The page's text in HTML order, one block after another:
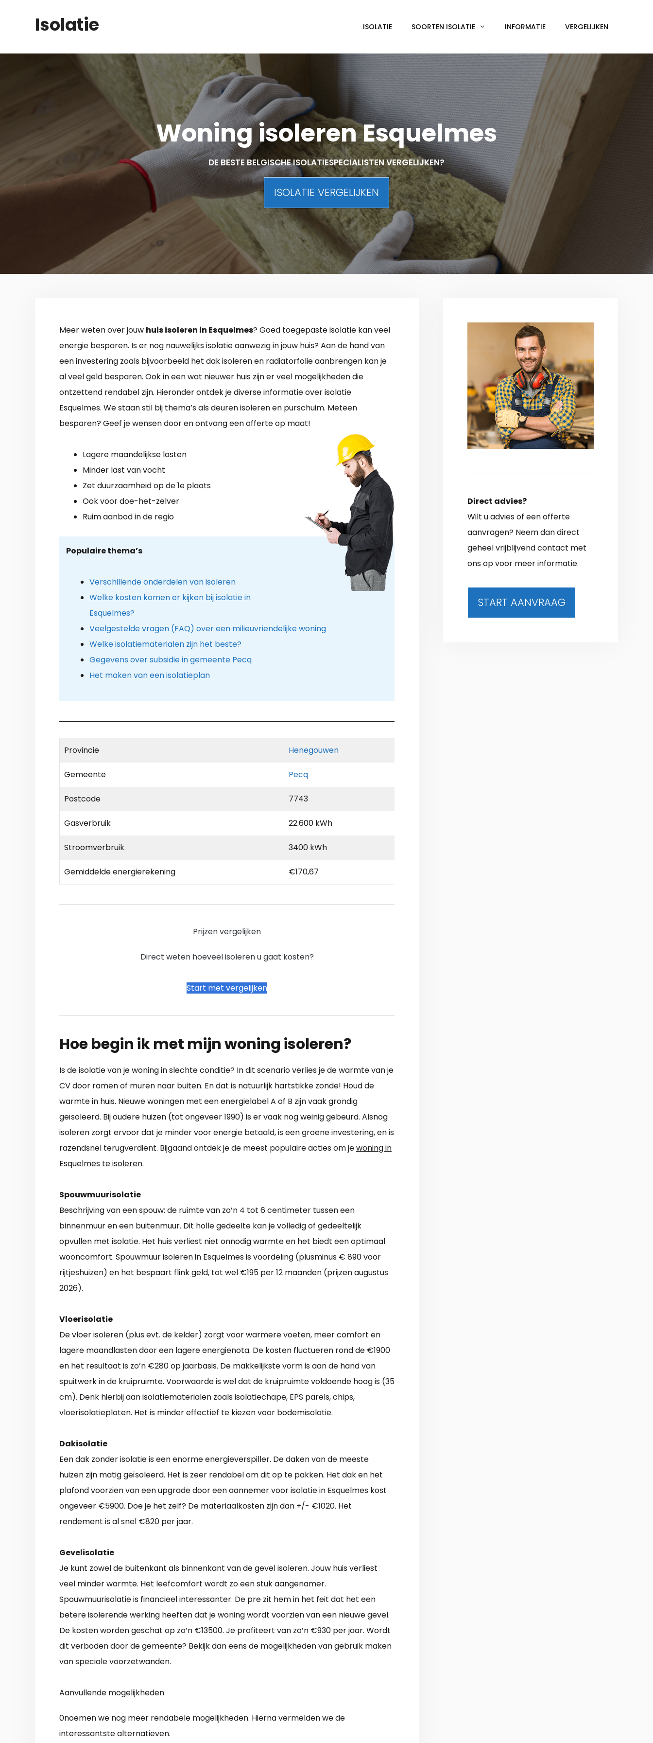
Isolatie ISOLATIE SOORTEN ISOLATIE INFORMATIE VERGELIJKEN
Woning isoleren Esquelmes
DE BESTE BELGISCHE ISOLATIESPECIALISTEN VERGELIJKEN?
ISOLATIE VERGELIJKEN
Meer weten over jouw huis isoleren in Esquelmes? Goed toegepaste isolatie kan veel
energie besparen. Is er nog nauwelijks isolatie aanwezig in jouw huis? Aan de hand van
een investering zoals bijvoorbeeld het dak isoleren en radiatorfolie aanbrengen kan je
al veel geld besparen. Ook in een wat nieuwer huis zijn er veel mogelijkheden die
ontzettend rendabel zijn. Hieronder ontdek je diverse informatie over isolatie
Esquelmes. We staan stil bij thema’s als deuren isoleren en purschuim. Meteen
besparen? Geef je wensen door en ontvang een offerte op maat!
Lagere maandelijkse lasten
Minder last van vocht
Zet duurzaamheid op de 1e plaats
Ook voor doe-het-zelver
Ruim aanbod in de regio
Populaire thema’s
Verschillende onderdelen van isoleren
Welke kosten komen er kijken bij isolatie in
Esquelmes?
Veelgestelde vragen (FAQ) over een milieuvriendelijke woning
Welke isolatiematerialen zijn het beste?
Gegevens over subsidie in gemeente Pecq
Het maken van een isolatieplan
Provincie Henegouwen
Gemeente Pecq
Postcode 7743
Gasverbruik 22.600 kWh
Stroomverbruik 3400 kWh
Gemiddelde energierekening €170,67
Prijzen vergelijken
Direct weten hoeveel isoleren u gaat kosten?
Start met vergelijken
Hoe begin ik met mijn woning isoleren?
Is de isolatie van je woning in slechte conditie? In dit scenario verlies je de warmte van je
CV door ramen of muren naar buiten. En dat is natuurlijk hartstikke zonde! Houd de
warmte in huis. Nieuwe woningen met een energielabel A of B zijn vaak grondig
geïsoleerd. Bij oudere huizen (tot ongeveer 1990) is er vaak nog weinig gebeurd. Alsnog
isoleren zorgt ervoor dat je minder voor energie betaald, is een groene investering, en is
razendsnel terugverdient. Bijgaand ontdek je de meest populaire acties om jewoning in
Esquelmes te isoleren.
Spouwmuurisolatie
Beschrijving van een spouw: de ruimte van zo’n 4 tot 6 centimeter tussen een
binnenmuur en een buitenmuur. Dit holle gedeelte kan je volledig of gedeeltelijk
opvullen met isolatie. Het huis verliest niet onnodig warmte en het biedt een optimaal
wooncomfort. Spouwmuur isoleren in Esquelmes is voordeling (plusminus € 890 voor
rijtjeshuizen) en het bespaart flink geld, tot wel €195 per 12 maanden (prijzen augustus
2026).
Vloerisolatie
De vloer isoleren (plus evt. de kelder) zorgt voor warmere voeten, meer comfort en
lagere maandlasten door een lagere energienota. De kosten fluctueren rond de €1900
en het resultaat is zo’n €280 op jaarbasis. De makkelijkste vorm is aan de hand van
spuitwerk in de kruipruimte. Voorwaarde is wel dat de kruipruimte voldoende hoog is (35
cm). Denk hierbij aan isolatiematerialen zoals isolatiechape, EPS parels, chips,
vloerisolatieplaten. Het is minder effectief te kiezen voor bodemisolatie.
Dakisolatie
Een dak zonder isolatie is een enorme energieverspiller. De daken van de meeste
huizen zijn matig geïsoleerd. Het is zeer rendabel om dit op te pakken. Het dak en het
plafond voorzien van een upgrade door een aannemer voor isolatie in Esquelmes kost
ongeveer €5900. Doe je het zelf? De materiaalkosten zijn dan +/- €1020. Het
rendement is al snel €820 per jaar.
Gevelisolatie
Je kunt zowel de buitenkant als binnenkant van de gevel isoleren. Jouw huis verliest
veel minder warmte. Het leefcomfort wordt zo een stuk aangenamer.
Spouwmuurisolatie is financieel interessanter. De pre zit hem in het feit dat het een
betere isolerende werking heeften dat je woning wordt voorzien van een nieuwe gevel.
De kosten worden geschat op zo’n €13500. Je profiteert van zo’n €930 per jaar. Wordt
dit verboden door de gemeente? Bekijk dan eens de mogelijkheden van gebruik maken
van speciale voorzetwanden.
Aanvullende mogelijkheden
0noemen we nog meer rendabele mogelijkheden. Hierna vermelden we de
interessantste alternatieven.
Direct advies?
Wilt u advies of een offerte
aanvragen? Neem dan direct
geheel vrijblijvend contact met
ons op voor meer informatie.
START AANVRAAG